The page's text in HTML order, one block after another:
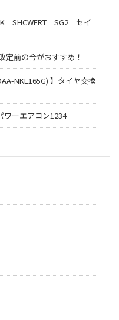
SHCWERT SG2 セイ
定前の今がおすすめ！
NKE165G) 】タイヤ交換
ワーエアコン1234